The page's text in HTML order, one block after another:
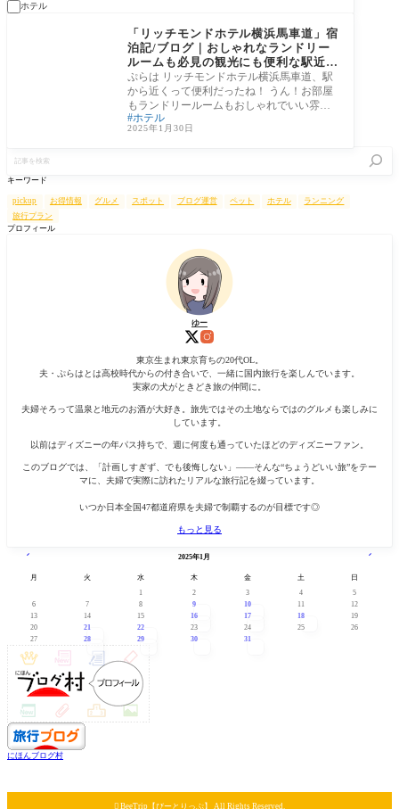
ホテル
「リッチモンドホテル横浜馬車道」宿
泊記/ブログ｜おしゃれなランドリー
ルームも必見の観光にも便利な駅近ホ
テル！
ぷらは リッチモンドホテル横浜馬車道、駅
から近くって便利だったね！ うん！お部屋
もランドリールームもおしゃれでいい雰囲
気だ
ホテル
2025年1月30日
を
索
キーワード
pickup お得情報 グルメ スポット ブログ運営 ペット ホテル
ランニング
旅行プラン
プロフィール
ゆー
東京生まれ東京育ちの20代OL。
夫・ぷらはとは高校時代からの付き合いで、一緒に国内旅行を楽しんでいます。
実家の犬がときどき旅の仲間に。
夫婦そろって温泉と地元のお酒が大好き。旅先ではその土地ならではのグルメも楽しみに
しています。
以前はディズニーの年パス持ちで、週に何度も通っていたほどのディズニーファン。
このブログでは、「計画しすぎず、でも後悔しない」——そんな“ちょうどいい旅”をテー
マに、夫婦で実際に訪れたリアルな旅行記を綴っています。
いつか日本全国47都道府県を夫婦で制覇するのが目標です◎
もっと見る
2025年1月
月 火 水 木 金 土
日
1
2 3 4
5
6
7 8 9 10 11
12
13
14 15 16 17 18
19
20
21 22 23 24 25
26
27
28 29 30 31
にほんブログ村
 BeeTrip【びーとりっぷ】 All Rights Reserved.